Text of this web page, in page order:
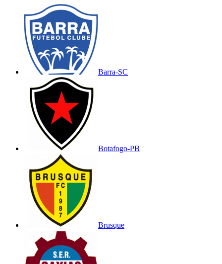
Barra-SC
Botafogo-PB
Brusque